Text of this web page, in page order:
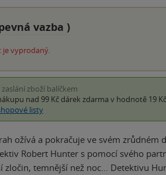
vazba )
je vyprodaný.
zaslání zboží balíčkem
nad 99 Kč dárek zdarma v hodnotě 19 Kč
listy
ožívá a pokračuje ve svém
Robert Hunter s pomocí svého
zločin, temnější než noc… Detektivu